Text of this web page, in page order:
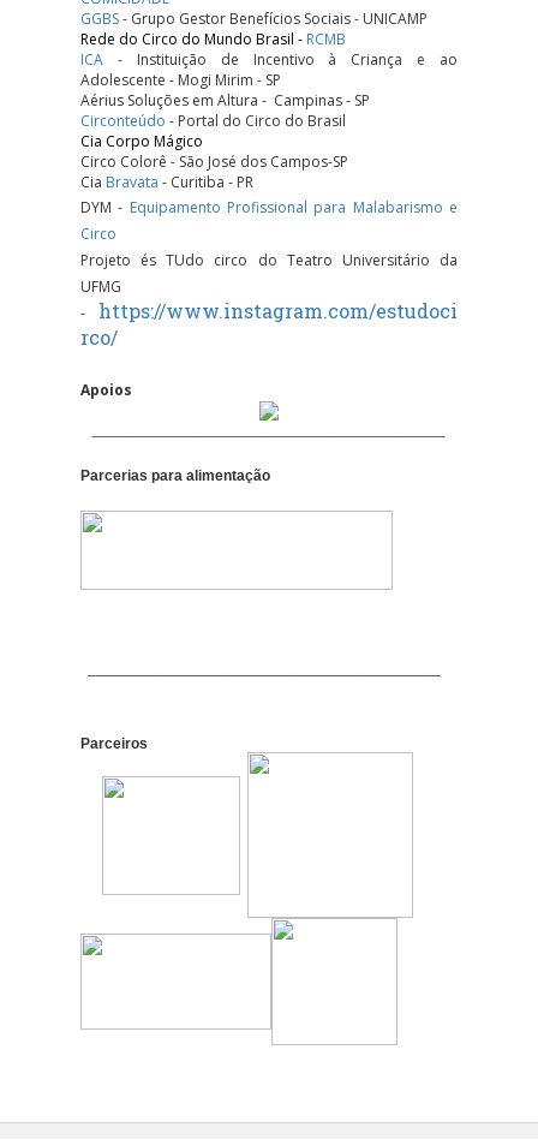
GGBS- Grupo Gestor Benefícios Sociais - UNICAMP
Rede do Circo do Mundo Brasil - RCMB
ICA - Instituição de Incentivo à Criança e ao
Adolescente - Mogi Mirim - SP
Aérius Soluções em Altura - Campinas - SP
Circonteúdo - Portal do Circo do Brasil
Cia Corpo Mágico
Circo Colorê - São José dos Campos-SP
Cia Bravata - Curitiba - PR
DYM - Equipamento Profissional para Malabarismo e
Circo
Projeto és TUdo circo do Teatro Universitário da
UFMG
-
https://www.instagram.com/estudoci
rco/
Apoios
Parcerias para alimentação
Parceiros